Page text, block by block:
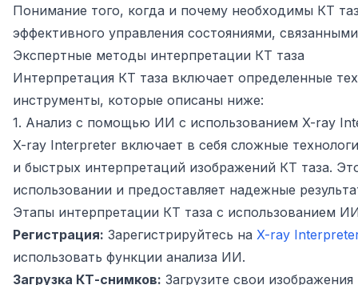
Понимание того, когда и почему необходимы КТ
эффективного управления состояниями,
Экспертные методы интерпретации КТ таза
Интерпретация КТ таза включает определенные
инструменты, которые описаны ниже:
1. Анализ с помощью ИИ с использованием X-ray
X-ray Interpreter включает в себя сложные
и быстрых интерпретаций изображений КТ таза.
использовании и предоставляет надежные
Этапы интерпретации КТ таза с использованием
Регистрация: Зарегистрируйтесь на X-ray
использовать функции анализа ИИ.
Загрузка КТ-снимков: Загрузите свои